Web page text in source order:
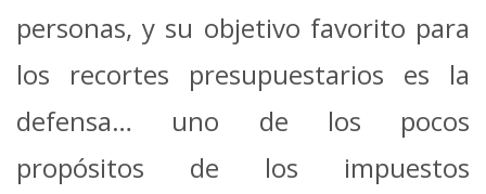
personas, y su objetivo favorito para
los recortes presupuestarios es la
defensa… uno de los pocos
propósitos de los impuestos